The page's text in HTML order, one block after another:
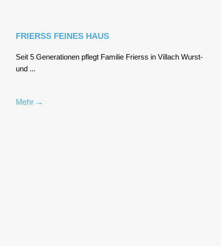
FRIERSS FEINES HAUS
Seit 5 Gene­ra­tio­nen pflegt Fami­lie Frierss in Vil­lach Wurst-
und ...
Mehr →